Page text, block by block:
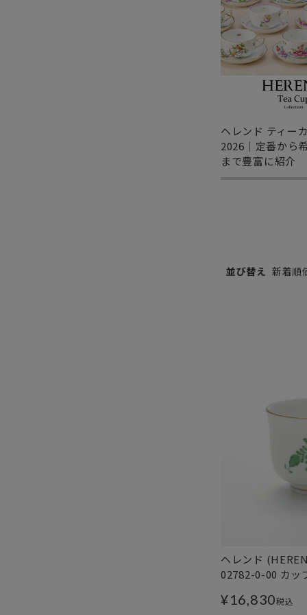
ヘレンド ティー
2026｜定番から
まで豊富に紹介
並び替え 新着順
ヘレンド
02782-0-00 カッ
¥16,830税込